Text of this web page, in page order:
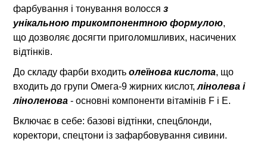
фарбування і тонування волоссяз
унікальною трикомпонентною формулою,
що дозволяє досягти приголомшливих, насичених
відтінків.
До складу фарби входитьолеїнова кислота, що
входить до групи Омега-9 жирних кислот,лінолева і
ліноленова - основні компоненти вітамінів F і E.
Включає в себе: базові відтінки, спецблонди,
коректори, спецтони із зафарбовування сивини.